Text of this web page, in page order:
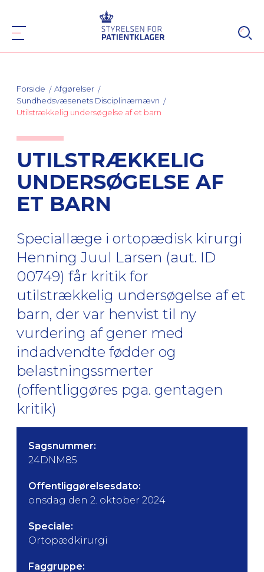
Forside
Afgørelser
Sundhedsvæsenets Disciplinærnævn
Utilstrækkelig undersøgelse af et barn
UTILSTRÆKKELIG
UNDERSØGELSE AF
ET BARN
Speciallæge i ortopædisk kirurgi
Henning Juul Larsen (aut. ID
00749) får kritik for
utilstrækkelig undersøgelse af et
barn, der var henvist til ny
vurdering af gener med
indadvendte fødder og
belastningssmerter
(offentliggøres pga. gentagen
kritik)
Sagsnummer:
24DNM85
Offentliggørelsesdato:
onsdag den 2. oktober 2024
Speciale:
Ortopædkirurgi
Faggruppe: